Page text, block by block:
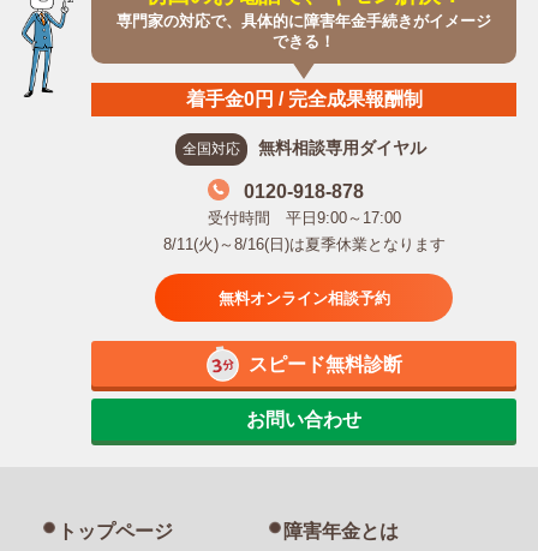
専門家の対応で、具体的に障害年金手続きがイメージ
できる！
着手金0円 / 完全成果報酬制
全国対応 無料相談専用ダイヤル
0120-918-878
受付時間 平日9:00～17:00
8/11(火)～8/16(日)は夏季休業となります
無料オンライン相談予約
スピード無料診断
お問い合わせ
トップページ
障害年金とは